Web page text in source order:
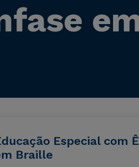
Especial com
Braille